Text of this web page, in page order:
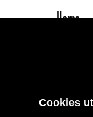
PREZZO